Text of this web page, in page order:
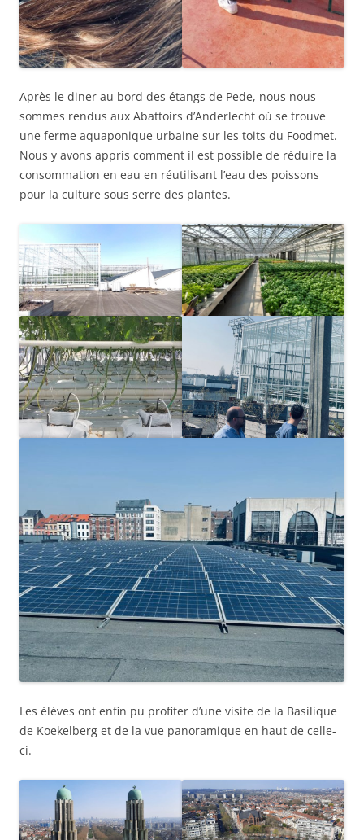
Après le diner au bord des étangs de Pede, nous nous
sommes rendus aux Abattoirs d’Anderlecht où se trouve
une ferme aquaponique urbaine sur les toits du Foodmet.
Nous y avons appris comment il est possible de réduire la
consommation en eau en réutilisant l’eau des poissons
pour la culture sous serre des plantes.
Les élèves ont enfin pu profiter d’une visite de la Basilique
de Koekelberg et de la vue panoramique en haut de celle-
ci.